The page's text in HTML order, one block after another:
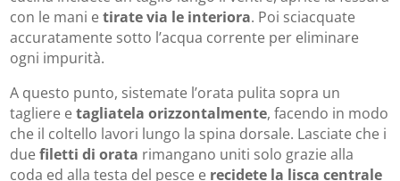
con le mani etirate via le interiora. Poi sciacquate
accuratamente sotto l’acqua corrente per eliminare
ogni impurità.
A questo punto, sistemate l’orata pulita sopra un
tagliere etagliatela orizzontalmente, facendo in modo
che il coltello lavori lungo la spina dorsale. Lasciate che i
duefiletti di orata rimangano uniti solo grazie alla
coda ed alla testa del pesce e recidete la lisca centrale